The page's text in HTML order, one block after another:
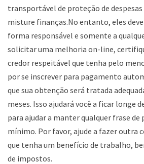
transportável de proteção de
misture finanças.No entanto, eles
forma responsável e somente a
solicitar uma melhoria on-line,
credor respeitável que tenha pelo
por se inscrever para pagamento
que sua obtenção será tratada
meses. Isso ajudará você a ficar longe
para ajudar a manter qualquer frase de
mínimo. Por favor, ajude a fazer outra
que tenha um benefício de trabalho,
de impostos.